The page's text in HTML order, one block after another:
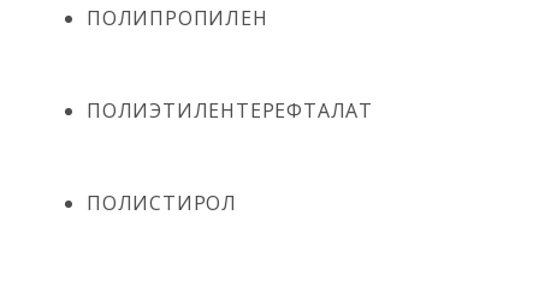
ПОЛИПРОПИЛЕН
ПОЛИЭТИЛЕНТЕРЕФТАЛАТ
ПОЛИСТИРОЛ